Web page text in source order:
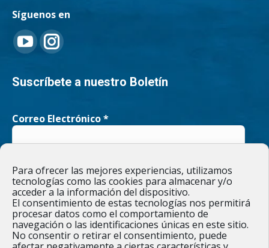
Para ofrecer las mejores experiencias, utilizamos
tecnologías como las cookies para almacenar y/o
acceder a la información del dispositivo.
El consentimiento de estas tecnologías nos permitirá
procesar datos como el comportamiento de
navegación o las identificaciones únicas en este sitio.
No consentir o retirar el consentimiento, puede
Síguenos en
Encuéntranos en:
YouTube
page
in
window
Instagram
page
in
window
Suscríbete a nuestro Boletín
Correo Electrónico*
He leído y acepto laPolítica de privacidad
Responsable » Ayuntamiento de Figueruelas / Finalidad » enviarte
nuestras publicaciones y noticias. / Legitimación » tu